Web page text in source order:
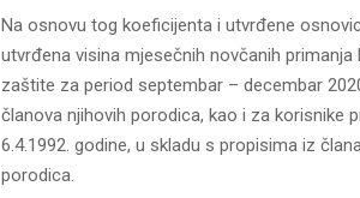
Na osnovu tog koeficijenta i utvrđene
utvrđena visina mjesečnih novčanih
zaštite za period septembar – decembar
članova njihovih porodica, kao i za korisnike
6.4.1992. godine, u skladu s propisima iz
porodica.